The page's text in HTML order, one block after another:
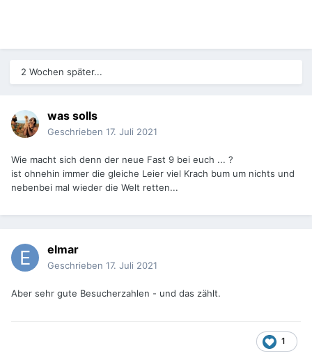
2 Wochen später...
was solls
Geschrieben 17. Juli 2021
Wie macht sich denn der neue Fast 9 bei euch ... ?
ist ohnehin immer die gleiche Leier viel Krach bum um nichts und
nebenbei mal wieder die Welt retten...
elmar
Geschrieben 17. Juli 2021
Aber sehr gute Besucherzahlen - und das zählt.
1